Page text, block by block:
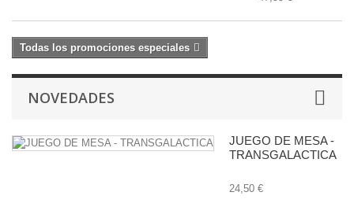
Todas los promociones especiales
NOVEDADES
JUEGO DE MESA -
TRANSGALACTICA
24,50 €